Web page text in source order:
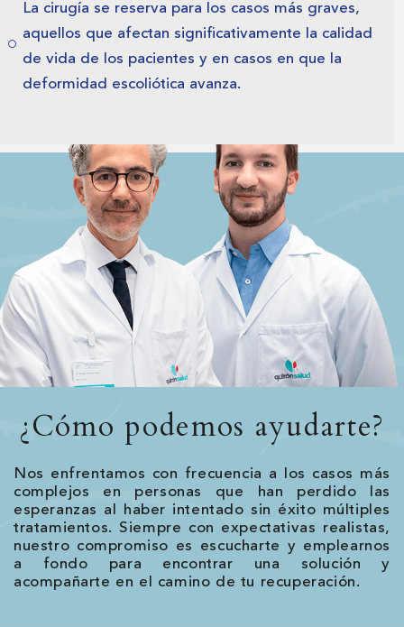
La cirugía se reserva para los casos más graves,
aquellos que afectan significativamente la calidad
de vida de los pacientes y en casos en que la
deformidad escoliótica avanza.
¿Cómo podemos ayudarte?
Nos enfrentamos con frecuencia a los casos más
complejos en personas que han perdido las
esperanzas al haber intentado sin éxito múltiples
tratamientos. Siempre con expectativas realistas,
nuestro compromiso es escucharte y emplearnos
a fondo para encontrar una solución y
acompañarte en el camino de tu recuperación.